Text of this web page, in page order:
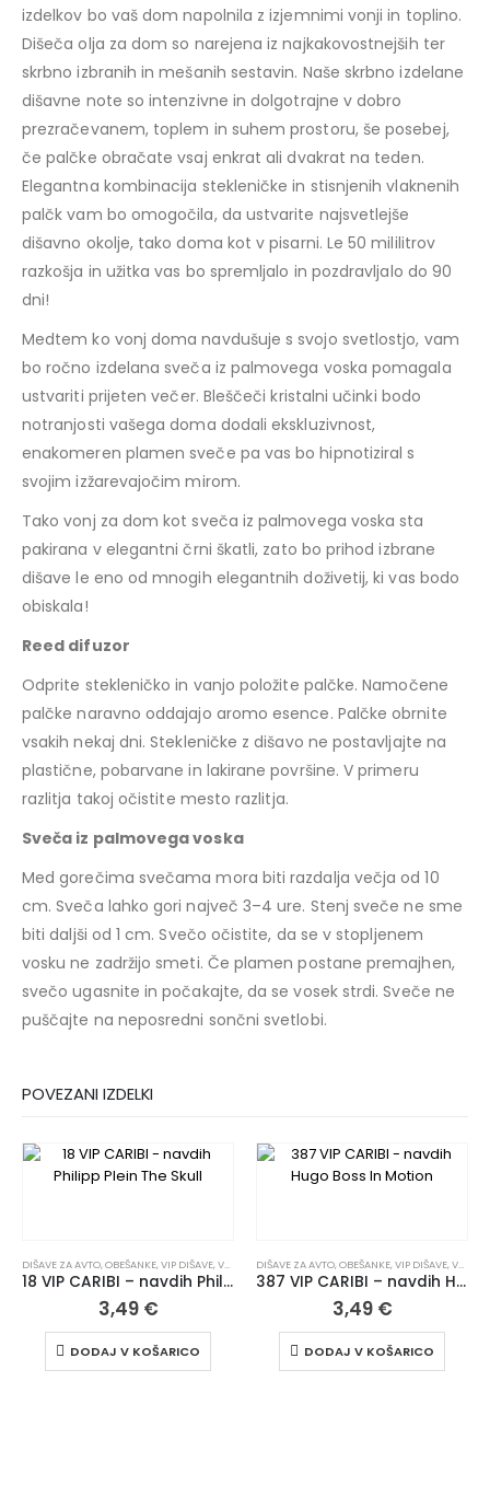
izdelkov bo vaš dom napolnila z izjemnimi vonji in toplino.
Dišeča olja za dom so narejena iz najkakovostnejših ter
skrbno izbranih in mešanih sestavin. Naše skrbno izdelane
dišavne note so intenzivne in dolgotrajne v dobro
prezračevanem, toplem in suhem prostoru, še posebej,
če palčke obračate vsaj enkrat ali dvakrat na teden.
Elegantna kombinacija stekleničke in stisnjenih vlaknenih
palčk vam bo omogočila, da ustvarite najsvetlejše
dišavno okolje, tako doma kot v pisarni. Le 50 mililitrov
razkošja in užitka vas bo spremljalo in pozdravljalo do 90
dni!
Medtem ko vonj doma navdušuje s svojo svetlostjo, vam
bo ročno izdelana sveča iz palmovega voska pomagala
ustvariti prijeten večer. Bleščeči kristalni učinki bodo
notranjosti vašega doma dodali ekskluzivnost,
enakomeren plamen sveče pa vas bo hipnotiziral s
svojim izžarevajočim mirom.
Tako vonj za dom kot sveča iz palmovega voska sta
pakirana v elegantni črni škatli, zato bo prihod izbrane
dišave le eno od mnogih elegantnih doživetij, ki vas bodo
obiskala!
Reed difuzor
Odprite stekleničko in vanjo položite palčke. Namočene
palčke naravno oddajajo aromo esence. Palčke obrnite
vsakih nekaj dni. Stekleničke z dišavo ne postavljajte na
plastične, pobarvane in lakirane površine. V primeru
razlitja takoj očistite mesto razlitja.
Sveča iz palmovega voska
Med gorečima svečama mora biti razdalja večja od 10
cm. Sveča lahko gori največ 3–4 ure. Stenj sveče ne sme
biti daljši od 1 cm. Svečo očistite, da se v stopljenem
vosku ne zadržijo smeti. Če plamen postane premajhen,
svečo ugasnite in počakajte, da se vosek strdi. Sveče ne
puščajte na neposredni sončni svetlobi.
POVEZANI IZDELKI
DIŠAVE ZA AVTO,OBEŠANKE,VIP DIŠAVE,VSI IZDELKI
18 VIP CARIBI – navdih Philipp Plein The Skull
3,49 €
DODAJ V KOŠARICO
DIŠAVE ZA AVTO,OBEŠANKE,VIP DIŠAVE,VSI IZDELKI
387 VIP CARIBI – navdih Hugo Boss In Motion
3,49 €
DODAJ V KOŠARICO